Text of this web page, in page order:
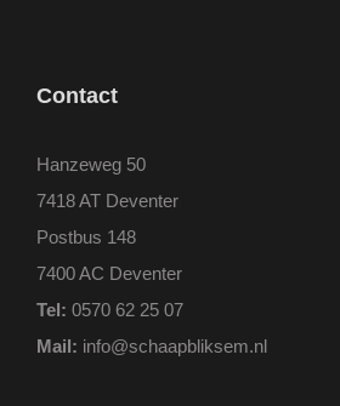
Contact
Hanzeweg 50
7418 AT Deventer
Postbus 148
7400 AC Deventer
Tel: 0570 62 25 07
Mail: info@schaapbliksem.nl